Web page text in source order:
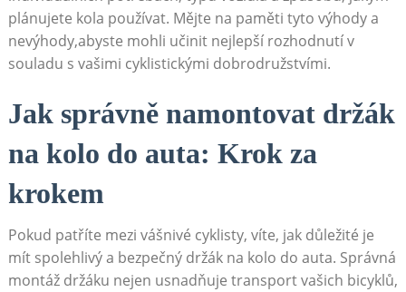
plánujete kola používat.⁤ Mějte na ‍paměti⁢ tyto ‍výhody a
nevýhody,abyste mohli ⁤učinit nejlepší ‌rozhodnutí v
souladu s vašimi cyklistickými dobrodružstvími.
Jak správně namontovat držák⁤
na kolo do ​auta: Krok za
krokem
Pokud patříte mezi ⁢vášnivé cyklisty, víte, jak důležité je
‌mít spolehlivý a bezpečný držák na ⁢kolo⁣ do auta. Správná‍
montáž držáku nejen usnadňuje transport vašich bicyklů,